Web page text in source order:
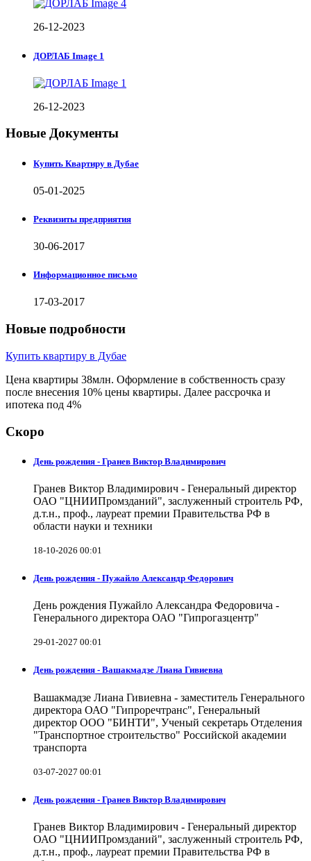
26-12-2023
ДОРЛАБ Image 1
26-12-2023
Новые Документы
Купить Квартиру в Дубае
05-01-2025
Реквизиты предприятия
30-06-2017
Информационное письмо
17-03-2017
Новые подробности
Купить квартиру в Дубае
Цена квартиры 38млн. Оформление в собственность сразу
после внесения 10% цены квартиры. Далее рассрочка и
ипотека под 4%
Скоро
День рождения - Гранев Виктор Владимирович
Гранев Виктор Владимирович - Генеральный директор
ОАО "ЦНИИПромзданий", заслуженный строитель РФ,
д.т.н., проф., лауреат премии Правительства РФ в
области науки и техники
18-10-2026 00:01
День рождения - Пужайло Александр Федорович
День рождения Пужайло Александра Федоровича -
Генерального директора ОАО "Гипрогазцентр"
29-01-2027 00:01
День рождения - Вашакмадзе Лиана Гивиевна
Вашакмадзе Лиана Гивиевна - заместитель Генерального
директора ОАО "Гипроречтранс", Генеральный
директор ООО "БИНТИ", Ученый секретарь Отделения
"Транспортное строительство" Российской академии
транспорта
03-07-2027 00:01
День рождения - Гранев Виктор Владимирович
Гранев Виктор Владимирович - Генеральный директор
ОАО "ЦНИИПромзданий", заслуженный строитель РФ,
д.т.н., проф., лауреат премии Правительства РФ в